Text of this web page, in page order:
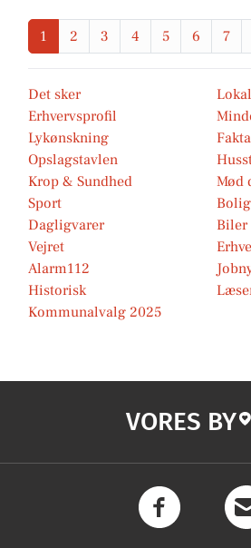
1 2 3 4 5 6 7
Det sker
Erhvervsprofil
Lykønskning
Opslagstavlen
Krop & Sundhed
Mød
Sport
Dagligvarer
Biler
Vejret
Alarm112
Historisk
Kommunalvalg 2025
VORES BY